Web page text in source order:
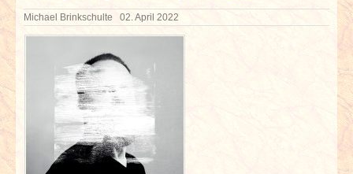
NEWS & DATES
BERICHTE
VERLOSUNGEN
INTERVIEWS
Michael Brinkschulte 02. April 2022